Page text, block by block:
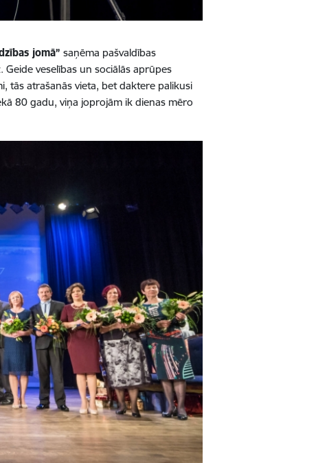
jomā”saņēma pašvaldības
Geide veselības un sociālās aprūpes
tās atrašanās vieta, bet daktere palikusi
80 gadu, viņa joprojām ik dienas mēro